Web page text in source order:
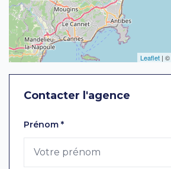
Leaflet | ©
Contacter l'agence
Laissez ce champ vide
Prénom *